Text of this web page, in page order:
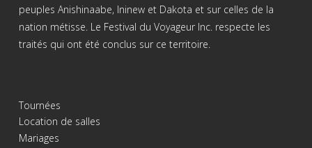
peuples Anishinaabe, Ininew et Dakota et sur celles de la
nation métisse. Le Festival du Voyageur Inc. respecte les
traités qui ont été conclus sur ce territoire.
Tournées
Location de salles
Mariages